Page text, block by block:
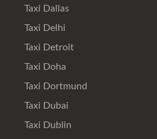
Taxi Dallas
Taxi Delhi
Taxi Detroit
Taxi Doha
Taxi Dortmund
Taxi Dubai
Taxi Dublin